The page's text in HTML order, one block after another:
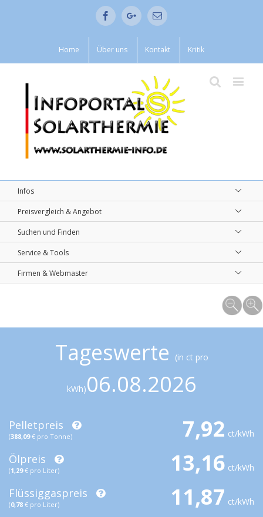
FacebookGoogle+Email
Home Über uns Kontakt Kritik
Infos
Preisvergleich & Angebot
Suchen und Finden
Service & Tools
Firmen & Webmaster
Tageswerte (in ct pro
kWh)06.08.2026
Pelletpreis
(388,09€ pro Tonne) 7,92 ct/kWh
Ölpreis
(1,29€ pro Liter) 13,16 ct/kWh
Flüssiggaspreis
(0,78 € pro Liter) 11,87 ct/kWh